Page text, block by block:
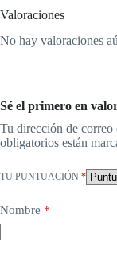
Valoraciones
No hay valoraciones
Sé el primero en
Tu dirección de correo
obligatorios están
TU PUNTUACIÓN *
Nombre *